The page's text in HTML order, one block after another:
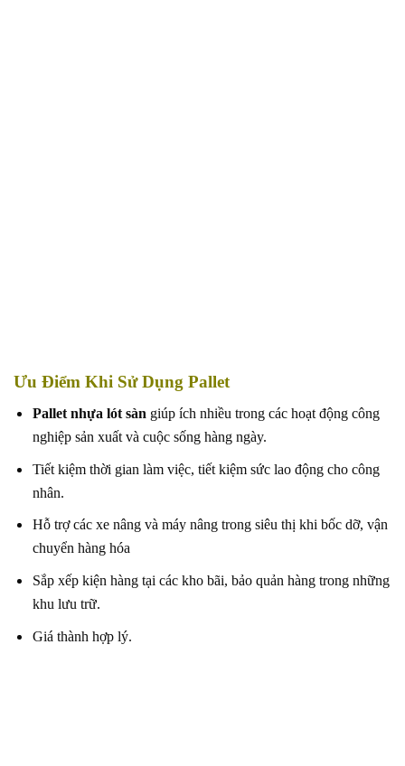
Ưu Điểm Khi Sử Dụng Pallet
Pallet nhựa lót sàn giúp ích nhiều trong các hoạt động công
nghiệp sản xuất và cuộc sống hàng ngày.
Tiết kiệm thời gian làm việc, tiết kiệm sức lao động cho công
nhân.
Hỗ trợ các xe nâng và máy nâng trong siêu thị khi bốc dỡ, vận
chuyển hàng hóa
Sắp xếp kiện hàng tại các kho bãi, bảo quản hàng trong những
khu lưu trữ.
Giá thành hợp lý.